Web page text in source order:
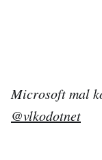
Microsoft mal
@vlkodotnet